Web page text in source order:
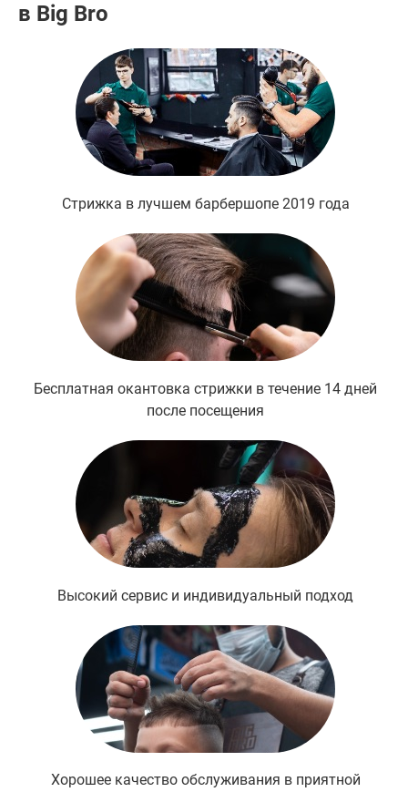
в Big Bro
Стрижка в лучшем барбершопе 2019 года
Бесплатная окантовка стрижки в течение 14 дней
после посещения
Высокий сервис и индивидуальный подход
Хорошее качество обслуживания в приятной